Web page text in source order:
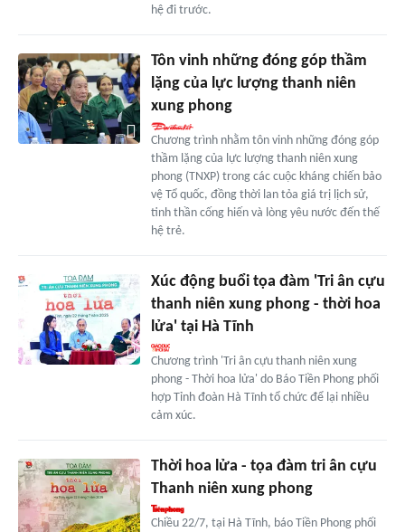
hệ đi trước.
Tôn vinh những đóng góp thầm
lặng của lực lượng thanh niên
xung phong
Chương trình nhằm tôn vinh những đóng góp
thầm lặng của lực lượng thanh niên xung
phong (TNXP) trong các cuộc kháng chiến bảo
vệ Tổ quốc, đồng thời lan tỏa giá trị lịch sử,
tinh thần cống hiến và lòng yêu nước đến thế
hệ trẻ.
Xúc động buổi tọa đàm 'Tri ân cựu
thanh niên xung phong - thời hoa
lửa' tại Hà Tĩnh
Chương trình 'Tri ân cựu thanh niên xung
phong - Thời hoa lửa' do Báo Tiền Phong phối
hợp Tỉnh đoàn Hà Tĩnh tổ chức để lại nhiều
cảm xúc.
Thời hoa lửa - tọa đàm tri ân cựu
Thanh niên xung phong
Chiều 22/7, tại Hà Tĩnh, báo Tiền Phong phối